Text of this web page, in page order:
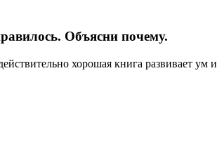
Объясни почему.
хорошая книга развивает ум и